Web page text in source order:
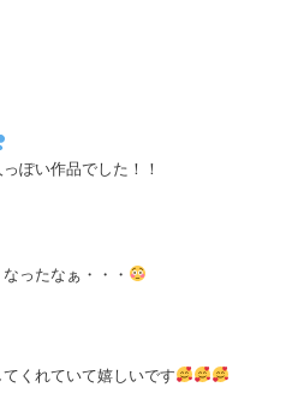
ぽい作品でした！！
ったなぁ・・・
くれていて嬉しいです